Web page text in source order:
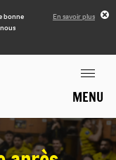
bonne
En savoir plus
MENU